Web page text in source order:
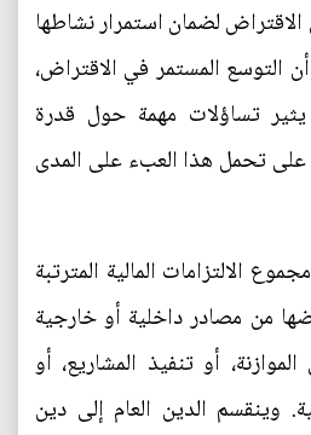
لضمان استمرار نشاطها
التوسع المستمر في الاقتراض،
تساؤلات مهمة حول قدرة
على تحمل هذا العبء على المدى
الالتزامات المالية المترتبة
من مصادر داخلية أو خارجية
أو تنفيذ المشاريع، أو
وينقسم الدين العام إلى دين